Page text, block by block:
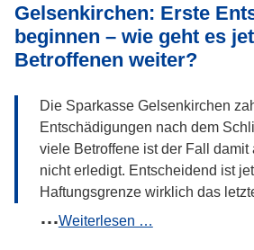
Essen
ordnet
Gelsenkirchen: Erste
beginnen – wie geht es
Betroffenen weiter?
Die Sparkasse Gelsenkirchen
Entschädigungen nach dem
viele Betroffene ist der Fall damit
nicht erledigt. Entscheidend ist
Haftungsgrenze wirklich das
Weiterlesen …